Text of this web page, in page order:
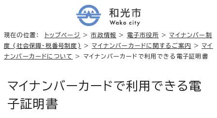
現在の位置： トップページ >市政情報 > 電子市役所 >マイナンバー制
度 (社会保障・税番号制度)
>マイナンバーカードに関するご案内 >マイ
ナンバーカードについて
> マイナンバーカードで利用できる電子証明書
マイナンバーカードで利用できる電
子証明書